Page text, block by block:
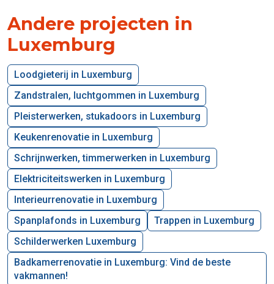
Andere projecten in
Luxemburg
Loodgieterij in Luxemburg
Zandstralen, luchtgommen in Luxemburg
Pleisterwerken, stukadoors in Luxemburg
Keukenrenovatie in Luxemburg
Schrijnwerken, timmerwerken in Luxemburg
Elektriciteitswerken in Luxemburg
Interieurrenovatie in Luxemburg
Spanplafonds in Luxemburg
Trappen in Luxemburg
Schilderwerken Luxemburg
Badkamerrenovatie in Luxemburg: Vind de beste
vakmannen!